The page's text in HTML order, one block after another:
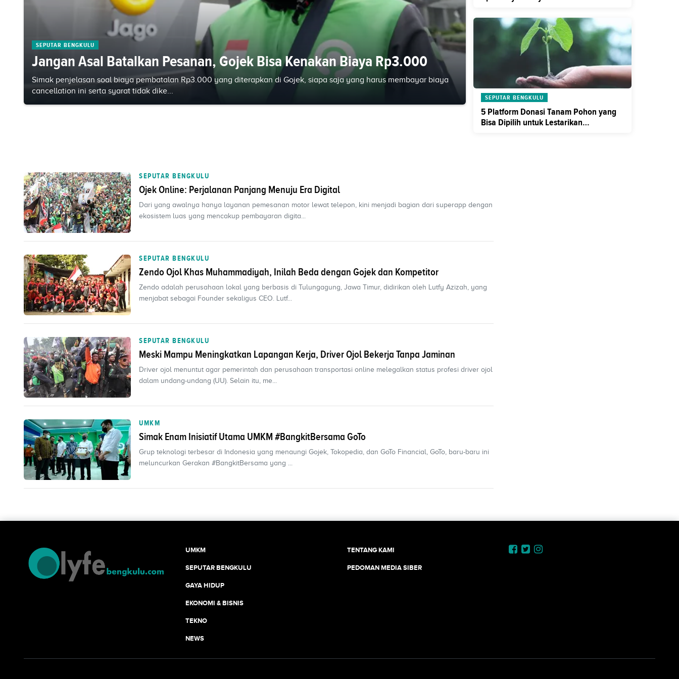
SEPUTAR BENGKULU
Jangan Asal Batalkan Pesanan, Gojek Bisa Kenakan Biaya Rp3.000
Simak penjelasan soal biaya pembatalan Rp3.000 yang diterapkan di Gojek, siapa saja yang harus membayar biaya
cancellation ini serta syarat tidak dike...
SEPUTAR BENGKULU
5 Platform Donasi Tanam Pohon yang
Bisa Dipilih untuk Lestarikan
SEPUTAR BENGKULU
Ojek Online: Perjalanan Panjang Menuju Era Digital
Dari yang awalnya hanya layanan pemesanan motor lewat telepon, kini menjadi bagian dari superapp dengan
ekosistem luas yang mencakup pembayaran digita...
SEPUTAR BENGKULU
Zendo Ojol Khas Muhammadiyah, Inilah Beda dengan Gojek dan Kompetitor
Zendo adalah perusahaan lokal yang berbasis di Tulungagung, Jawa Timur, didirikan oleh Lutfy Azizah, yang
menjabat sebagai Founder sekaligus CEO. Lutf...
SEPUTAR BENGKULU
Meski Mampu Meningkatkan Lapangan Kerja, Driver Ojol Bekerja Tanpa Jaminan
Driver ojol menuntut agar pemerintah dan perusahaan transportasi online melegalkan status profesi driver ojol
dalam undang-undang (UU). Selain itu, me...
UMKM
Simak Enam Inisiatif Utama UMKM #BangkitBersama GoTo
Grup teknologi terbesar di Indonesia yang menaungi Gojek, Tokopedia, dan GoTo Financial, GoTo, baru-baru ini
meluncurkan Gerakan #BangkitBersama yang ...
UMKM
SEPUTAR BENGKULU
GAYA HIDUP
EKONOMI & BISNIS
TEKNO
NEWS
TENTANG KAMI
PEDOMAN MEDIA SIBER